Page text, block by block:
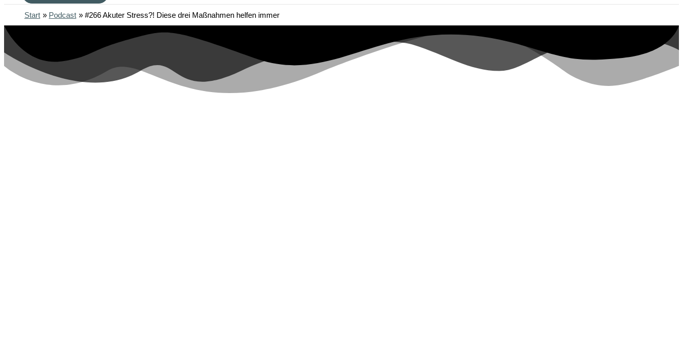
Start Podcast #266 Akuter Stress?! Diese drei Maßnahmen helfen immer